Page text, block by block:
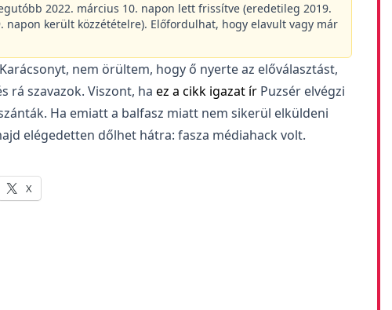
2022. március 10. napon lett frissítve (eredetileg 2019.
napon került közzétételre). Előfordulhat, hogy elavult vagy már
nem örültem, hogy ő nyerte az előválasztást,
rá szavazok. Viszont, ha ez a cikk igazat írPuzsér elvégzi
Ha emiatt a balfasz miatt nem sikerül elküldeni
elégedetten dőlhet hátra: fasza médiahack volt.
X